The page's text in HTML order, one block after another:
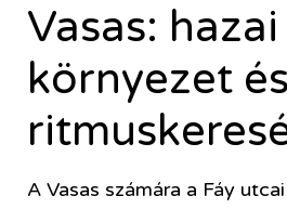
Vasas: hazai
környezet és
A Vasas számára a Fáy